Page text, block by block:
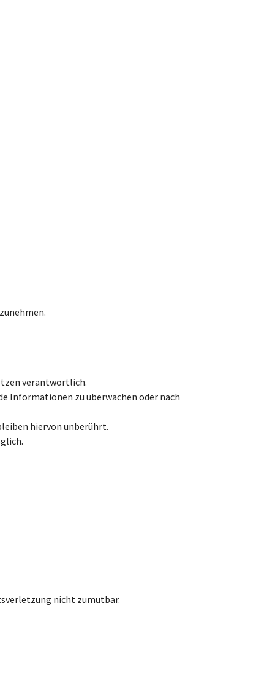
verantwortlich.
Informationen zu überwachen oder nach
hiervon unberührt.
nicht zumutbar.